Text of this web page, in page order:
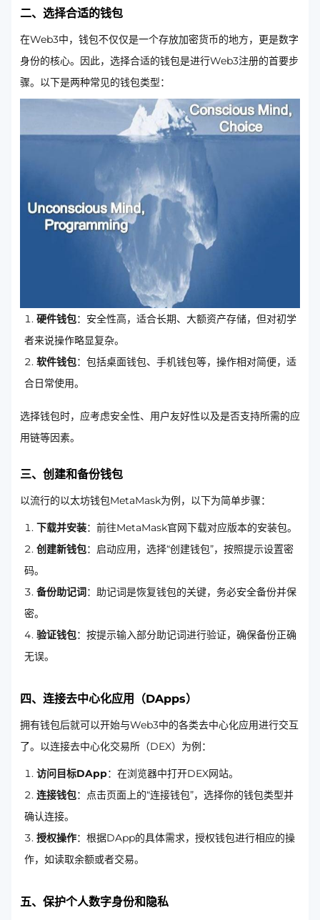
二、选择合适的钱包
在Web3中，钱包不仅仅是一个存放加密货币的地方，更是数字
身份的核心。因此，选择合适的钱包是进行Web3注册的首要步
骤。以下是两种常见的钱包类型：
硬件钱包：安全性高，适合长期、大额资产存储，但对初学
者来说操作略显复杂。
软件钱包：包括桌面钱包、手机钱包等，操作相对简便，适
合日常使用。
选择钱包时，应考虑安全性、用户友好性以及是否支持所需的应
用链等因素。
三、创建和备份钱包
以流行的以太坊钱包MetaMask为例，以下为简单步骤：
下载并安装：前往MetaMask官网下载对应版本的安装包。
创建新钱包：启动应用，选择“创建钱包”，按照提示设置密
码。
备份助记词：助记词是恢复钱包的关键，务必安全备份并保
密。
验证钱包：按提示输入部分助记词进行验证，确保备份正确
无误。
四、连接去中心化应用（DApps）
拥有钱包后就可以开始与Web3中的各类去中心化应用进行交互
了。以连接去中心化交易所（DEX）为例：
访问目标DApp：在浏览器中打开DEX网站。
连接钱包：点击页面上的“连接钱包”，选择你的钱包类型并
确认连接。
授权操作：根据DApp的具体需求，授权钱包进行相应的操
作，如读取余额或者交易。
五、保护个人数字身份和隐私